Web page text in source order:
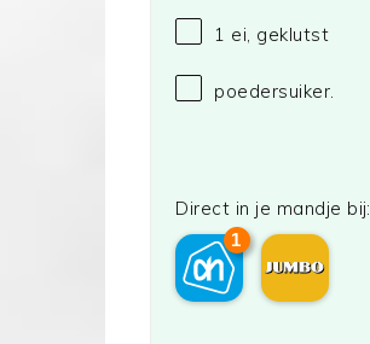
1 ei, geklutst
poedersuiker.
Direct in je mandje bij:
1